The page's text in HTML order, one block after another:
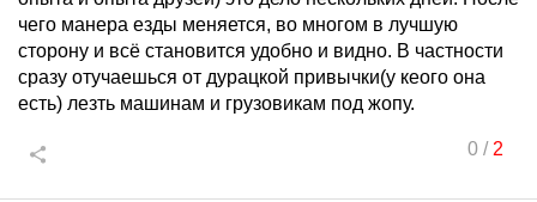
чего манера езды меняется, во многом в лучшую
сторону и всё становится удобно и видно. В частности
сразу отучаешься от дурацкой привычки(у кеого она
есть) лезть машинам и грузовикам под жопу.
0/ 2